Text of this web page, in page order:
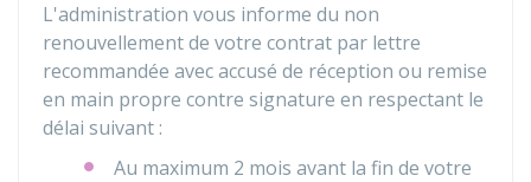
L'administration vous informe du non
renouvellement de votre contrat par lettre
recommandée avec accusé de réception ou remise
en main propre contre signature en respectant le
délai suivant :
Au maximum 2 mois avant la fin de votre